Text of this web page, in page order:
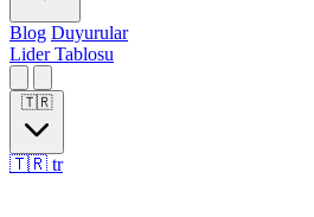
Blog Duyurular
Lider Tablosu
🇹🇷
🇹🇷 tr